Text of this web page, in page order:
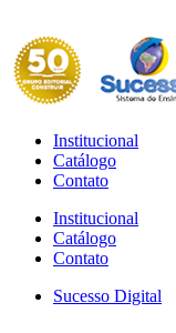
Institucional
Catálogo
Contato
Institucional
Catálogo
Contato
Sucesso Digital